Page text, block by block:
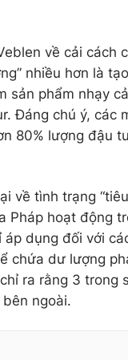
về cải cách
nhiều hơn là
sản phẩm nhạy
Đáng chú ý, các
80% lượng đậu
về tình trạng
Pháp hoạt động
dụng đối với
chứa dư lượng
ra rằng 3 trong
ngoài.